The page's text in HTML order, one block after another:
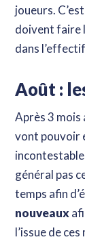
joueurs.
doivent faire
dans
Août :
Après 3 mois
vont pouvoir
général pas
temps afin
nouveaux
l’issue de